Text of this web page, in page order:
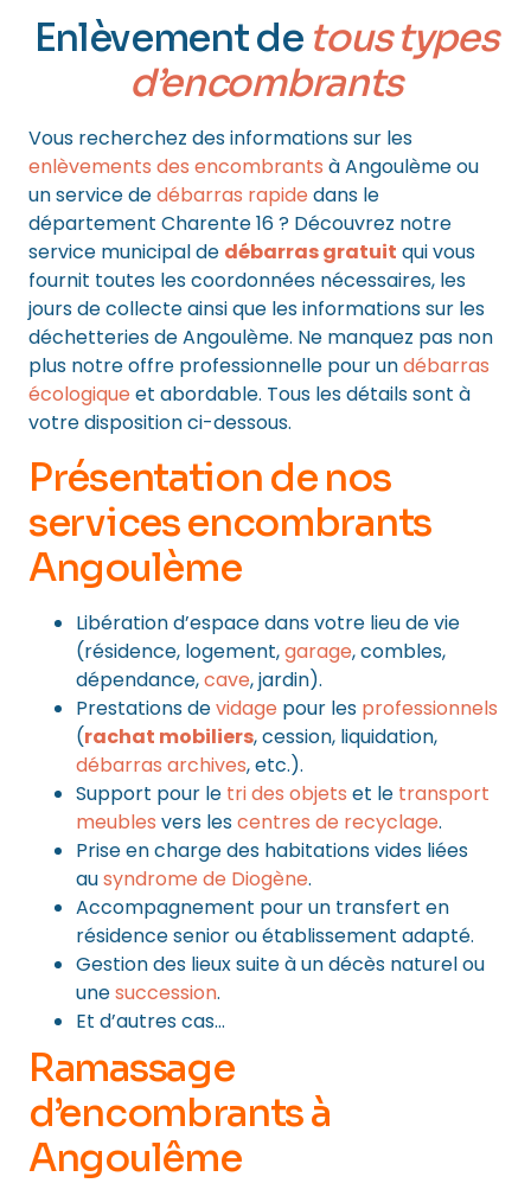
Enlèvement de tous types
d’encombrants
Vous recherchez des informations sur les
enlèvements des encombrants à Angoulème ou
un service dedébarras rapide dans le
département Charente 16 ? Découvrez notre
service municipal de débarras gratuit qui vous
fournit toutes les coordonnées nécessaires, les
jours de collecte ainsi que les informations sur les
déchetteries de Angoulème. Ne manquez pas non
plus notre offre professionnelle pour undébarras
écologique et abordable. Tous les détails sont à
votre disposition ci-dessous.
Présentation de nos
services encombrants
Angoulème
Libération d’espace dans votre lieu de vie
(résidence, logement,garage, combles,
dépendance,cave, jardin).
Prestations devidage pour les professionnels
(rachat mobiliers, cession, liquidation,
débarras archives, etc.).
Support pour le tri des objets et le transport
meubles vers lescentres de recyclage.
Prise en charge des habitations vides liées
ausyndrome de Diogène.
Accompagnement pour un transfert en
résidence senior ou établissement adapté.
Gestion des lieux suite à un décès naturel ou
unesuccession.
Et d’autres cas…
Ramassage
d’encombrants à
Angoulême